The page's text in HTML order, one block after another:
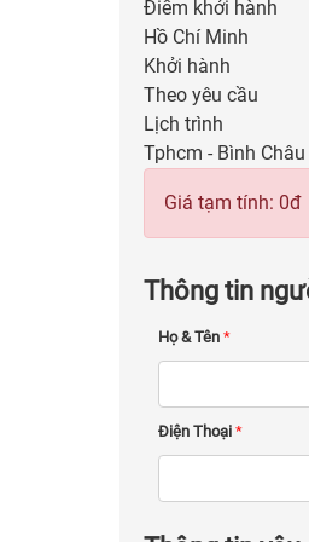
Điểm khởi hành
Hồ Chí Minh
Khởi hành
Theo yêu cầu
Lịch trình
Tphcm - Bình
Giá tạm tính: 0đ
Thông tin
Họ & Tên *
Điện Thoại *